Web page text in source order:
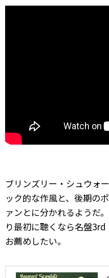
ブリンズリー・シュウォ
ック的な作風と、後期の
ァンとに分かれるようだ
り最初に聴くなら名盤
お薦めしたい。